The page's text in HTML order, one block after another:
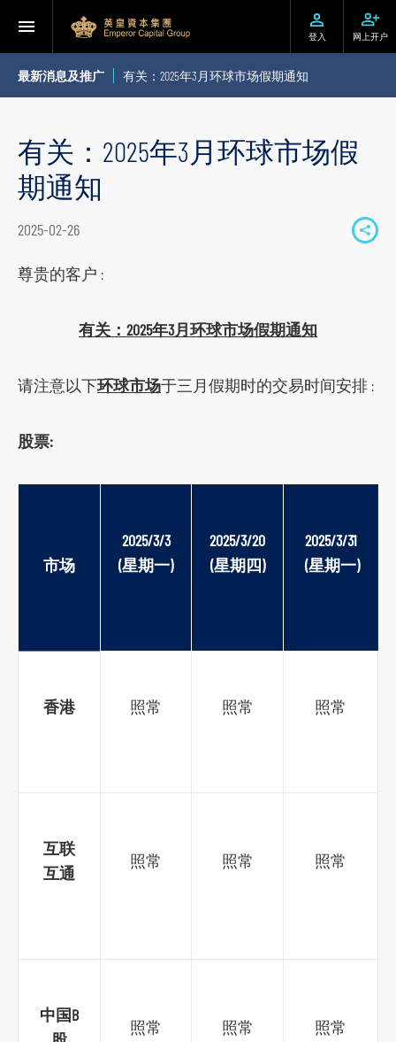
登入 网上开户
最新消息及推广 有关：2025年3月环球市场假期通知
有关：2025年3月环球市场假
期通知
2025-02-26
S
o
i
尊贵的客户 :
有关：2025年3月环球市场假期通知
请注意以下环球市场于三月假期时的交易时间安排 :
股票:
市场
2025/3/3
(星期一)
2025/3/20
(星期四)
2025/3/31
(星期一)
香港 照常 照常 照常
互联
互通
照常 照常 照常
中国B
照常 照常 照常